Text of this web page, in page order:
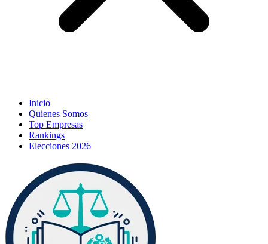
Inicio
Quienes Somos
Top Empresas
Rankings
Elecciones 2026